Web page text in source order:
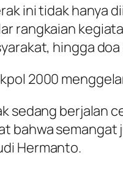
ini tidak hanya
rangkaian
hingga
2000
sedang berjalan
bahwa semangat
Hermanto.